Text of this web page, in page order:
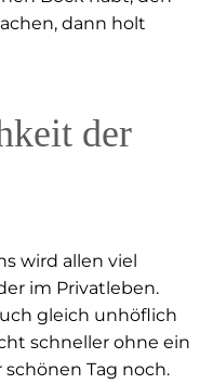
dann holt
der
wird allen viel
im Privatleben.
gleich unhöflich
schneller ohne ein
Tag noch.